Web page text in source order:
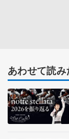
あわせて読み